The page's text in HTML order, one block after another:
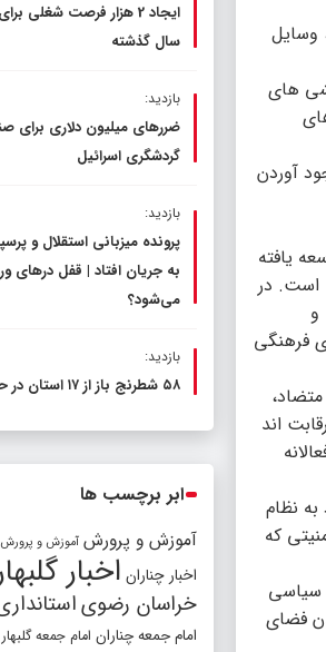
وسایل
های
آوردن
یافته
است. در
و
فرهنگی
اند
نظام
که
سیاسی
فضای
سال گذشته
بازدید:
ضررهای میلیون دلاری برای
گردشگری اسرائیل
بازدید:
پرونده میزبانی استقلال و
به جریان افتاد | قفل در‌های
می‌شود؟
بازدید:
۵۸ شطرنج‌ باز از ۱۷ استان در حال رقابت در گلمکان
ابر برچسب ها
آموزش و پرورش آموزش و
اخبار چناران اخبار
خراسان رضوی
امام جمعه چناران امام جمعه گلبهار